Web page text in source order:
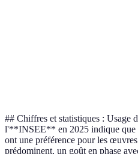
## Chiffres et statistiques : Usage
l'**INSEE** en 2025 indique que
ont une préférence pour les
prédominent, un goût en phase